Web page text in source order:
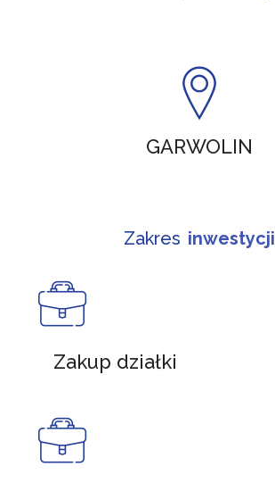
GARWOLIN
Zakres inwestycji
Zakup działki